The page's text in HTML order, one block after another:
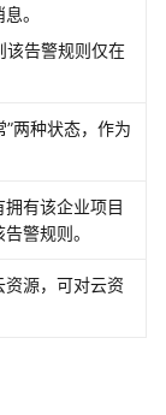
。
告警规则仅在
”两种状态，作为
有该企业项目
警规则。
源，可对云资